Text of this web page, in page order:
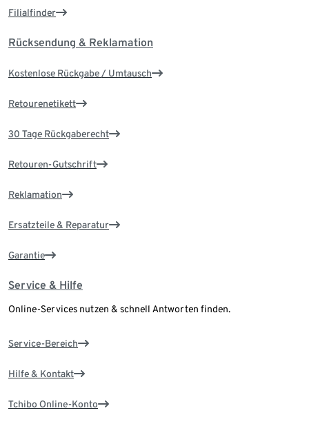
Filialfinder
Rücksendung & Reklamation
Kostenlose Rückgabe / Umtausch
Retourenetikett
30 Tage Rückgaberecht
Retouren-Gutschrift
Reklamation
Ersatzteile & Reparatur
Garantie
Service & Hilfe
Online-Services nutzen & schnell Antworten finden.
Service-Bereich
Hilfe & Kontakt
Tchibo Online-Konto